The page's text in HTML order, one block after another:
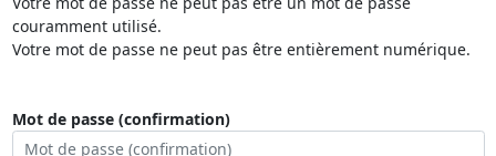
couramment utilisé.
Votre mot de passe ne peut pas être entièrement numérique.
Mot de passe (confirmation)